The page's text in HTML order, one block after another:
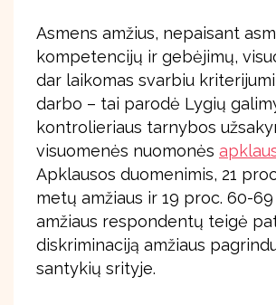
Asmens amžius, nepaisant
kompetencijų ir gebėjimų,
dar laikomas svarbiu
darbo – tai parodė Lygių
kontrolieriaus tarnybos
visuomenės nuomonės
Apklausos duomenimis, 21
metų amžiaus ir 19 proc. 60-
amžiaus respondentų teigė
diskriminaciją amžiaus
santykių srityje.